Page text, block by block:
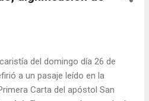
dejar de asumir por ello la
menor medida y dependiendo
que formen equipo con
preparados y for...
del domingo día 26 de
a un pasaje leído en la
Carta del apóstol San